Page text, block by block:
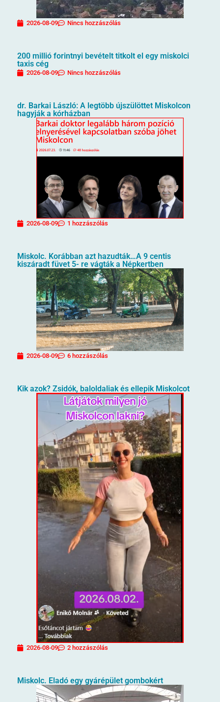
2026-08-09 Nincs hozzászólás
200 millió forintnyi bevételt titkolt el egy miskolci
taxis cég
2026-08-09 Nincs hozzászólás
dr. Barkai László: A legtöbb újszülöttet Miskolcon
hagyják a kórházban
2026-08-09 1 hozzászólás
Miskolc. Korábban azt hazudták…A 9 centis
kiszáradt füvet 5- re vágták a Népkertben
2026-08-09 6 hozzászólás
Kik azok? Zsidók, baloldaliak és ellepik Miskolcot
2026-08-09 2 hozzászólás
Miskolc. Eladó egy gyárépület gombokért